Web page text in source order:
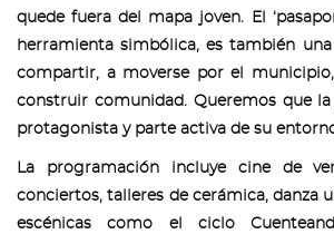
quede fuera del mapa joven. El
herramienta simbólica, es también
compartir, a moverse por el
construir comunidad. Queremos que
protagonista y parte activa de su
La programación incluye cine de
conciertos, talleres de cerámica, danza
escénicas como el ciclo